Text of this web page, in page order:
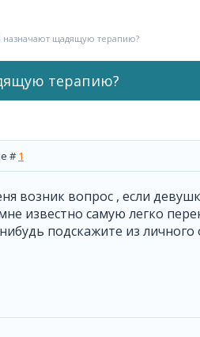
назначают щадящую терапию?
терапию?
# 1
возник вопрос , если
известно самую легко
подскажите из личного